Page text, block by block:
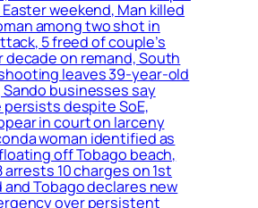
weekend, Man killed
among two shot in
5 freed of couple’s
on remand, South
leaves 39-year-old
businesses say
despite SoE,
in court on larceny
woman identified as
off Tobago beach,
arrests 10 charges on 1st
and Tobago declares new
over persistent